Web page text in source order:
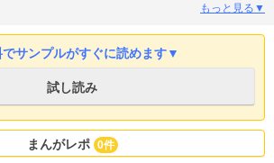
する春海や夫だったが、姑だけはちがった。かたく
愛と勇気！ハッピーエンドな女たちVol.1-(2)～特
容と重複しています。ご注意ください）
もっと見る▼
サンプルがすぐに読めます▼
試し読み
まんがレポ 0件